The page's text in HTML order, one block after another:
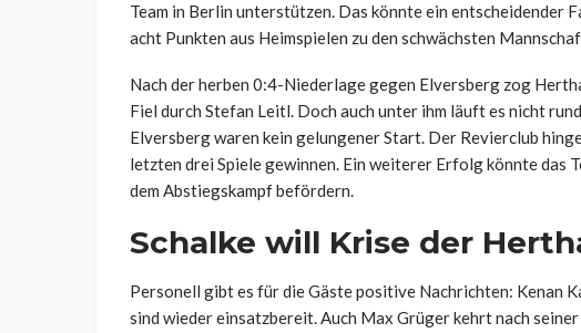
Team in Berlin unterstützen. Das könnte ein entscheidender
acht Punkten aus Heimspielen zu den schwächsten
Nach der herben 0:4-Niederlage gegen Elversberg zog
Fiel durch Stefan Leitl. Doch auch unter ihm läuft es nicht
Elversberg waren kein gelungener Start. Der Revierclub
letzten drei Spiele gewinnen. Ein weiterer Erfolg könnte das
dem Abstiegskampf befördern.
Schalke will Krise der
Personell gibt es für die Gäste positive Nachrichten: Kenan
sind wieder einsatzbereit. Auch Max Grüger kehrt nach